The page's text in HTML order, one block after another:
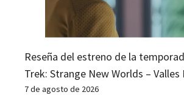
Reseña del estreno de la
Trek: Strange New Worlds – Valles
7 de agosto de 2026